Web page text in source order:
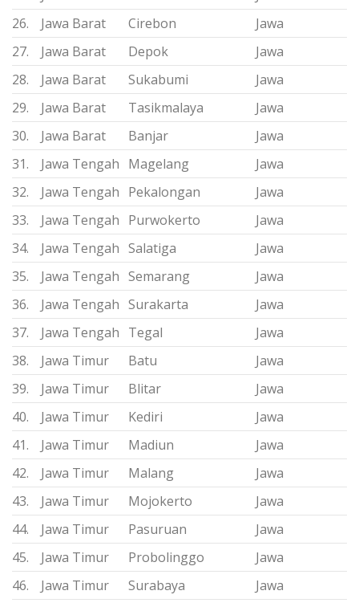
26.
Jawa Barat Cirebon
Jawa
27.
Jawa Barat Depok
Jawa
28.
Jawa Barat Sukabumi
Jawa
29.
Jawa Barat Tasikmalaya
Jawa
30.
Jawa Barat Banjar
Jawa
31.
Jawa Tengah Magelang
Jawa
32.
Jawa Tengah Pekalongan
Jawa
33.
Jawa Tengah Purwokerto
Jawa
34.
Jawa Tengah Salatiga
Jawa
35.
Jawa Tengah Semarang
Jawa
36.
Jawa Tengah Surakarta
Jawa
37.
Jawa Tengah Tegal
Jawa
38.
Jawa Timur Batu
Jawa
39.
Jawa Timur Blitar
Jawa
40.
Jawa Timur Kediri
Jawa
41.
Jawa Timur Madiun
Jawa
42.
Jawa Timur Malang
Jawa
43.
Jawa Timur Mojokerto
Jawa
44.
Jawa Timur Pasuruan
Jawa
45.
Jawa Timur Probolinggo
Jawa
46.
Jawa Timur Surabaya Jawa